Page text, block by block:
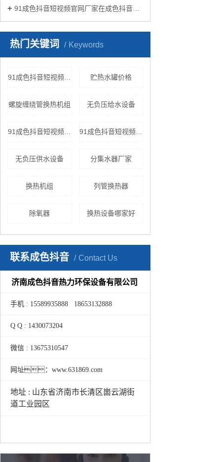
91成色抖音短视频官网厂家在成色抖音生活中有哪些作用？
热门关键词 Keywords
贮热水罐价格
螺旋缠绕管换热机组 无负压给水设备
91成色抖音短视频官网机组
无负压供水设备 分集水器厂家
换热机组 列管换热器
除氧器 换热设备哪家好
联系成色抖音 Contact Us
济南成色抖音热力环保设备有限公司
手机 : 15589935888 18653132888
Q Q : 1430073204
微信 : 13675310547
网址：www.631869.com
地址 : 山东省济南市长清区崮云湖街
道工业园区